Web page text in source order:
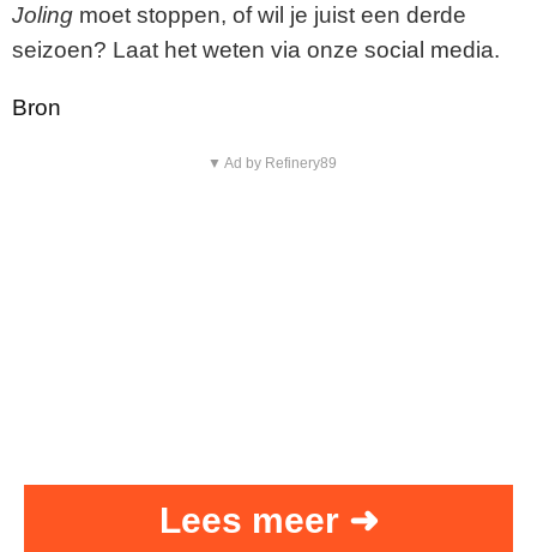
Joling moet stoppen, of wil je juist een derde
seizoen? Laat het weten via onze social media.
Bron
▼ Ad by Refinery89
Lees meer ➜